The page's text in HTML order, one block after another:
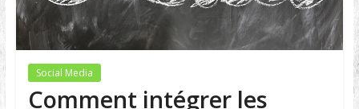
Social Media
Comment intégrer les